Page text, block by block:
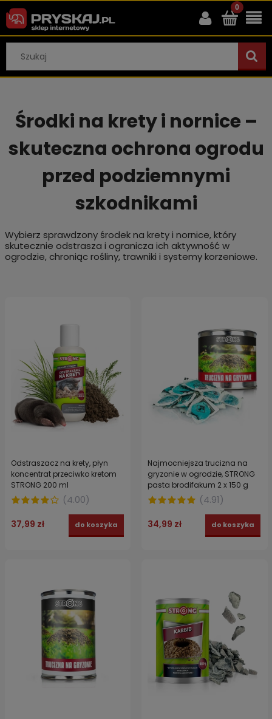
Środki na krety i nornice –
skuteczna ochrona ogrodu
przed podziemnymi
szkodnikami
Wybierz sprawdzony środek na krety i nornice, który
skutecznie odstrasza i ogranicza ich aktywność w
ogrodzie, chroniąc rośliny, trawniki i systemy korzeniowe.
Odstraszacz na krety, płyn
koncentrat przeciwko kretom
STRONG 200 ml
(4.00)
37,99 zł do koszyka
Najmocniejsza trucizna na
gryzonie w ogrodzie, STRONG
pasta brodifakum 2 x 150 g
(4.91)
34,99 zł do koszyka